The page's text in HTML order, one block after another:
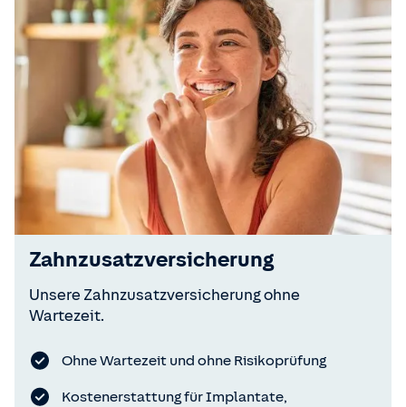
Zahnzusatzversicherung
Unsere Zahnzusatzversicherung ohne
Wartezeit.
Ohne Wartezeit und ohne Risikoprüfung
Kostenerstattung für Implantate,